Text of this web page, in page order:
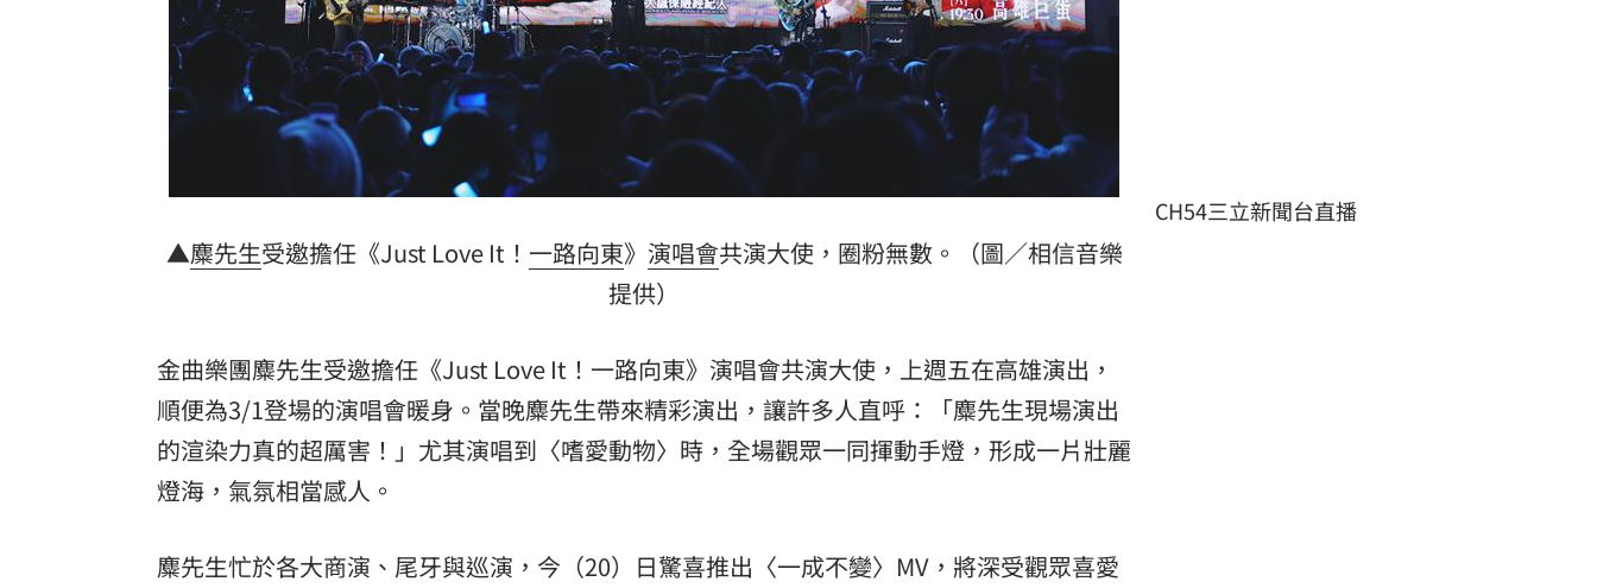
LIVE三立+24小時直播 15:27
三立iNEWS新聞台線上直播 18:00
市場到酒場料理！可果美蕃茄醬創無限可能
父親節送會拉筋的按摩椅 爸爸「筋歡喜」 18:00
油品食安事件引關注 挑選保健食品要注意 13:00
酷澎「爸氣父親節」國際官方品牌齊聚 11:00
▲麋先生受邀擔任《Just Love It！ 一路向東》 演唱會共演大使，圈粉無數。（圖／相信音樂
提供）
金曲樂團麋先生受邀擔任《Just Love It！一路向東》演唱會共演大使，上週五在高雄演出，
順便為3/1登場的演唱會暖身。當晚麋先生帶來精彩演出，讓許多人直呼：「麋先生現場演出
的渲染力真的超厲害！」尤其演唱到〈嗜愛動物〉時，全場觀眾一同揮動手燈，形成一片壯麗
燈海，氣氛相當感人。
麋先生忙於各大商演、尾牙與巡演，今（20）日驚喜推出〈一成不變〉MV，將深受觀眾喜愛
CH54三立新聞台直播